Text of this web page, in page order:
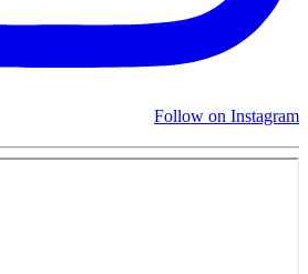
Follow on Instagram